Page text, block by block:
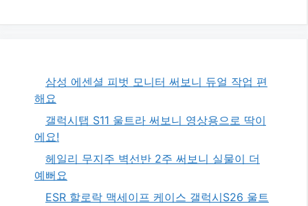
삼성 에센셜 피벗 모니터 써보니 듀얼 작업 편
해요
갤럭시탭 S11 울트라 써보니 영상용으로 딱이
에요!
헤일리 무지주 벽선반 2주 써보니 실물이 더
예뻐요
ESR 할로락 맥세이프 케이스 갤럭시S26 울트